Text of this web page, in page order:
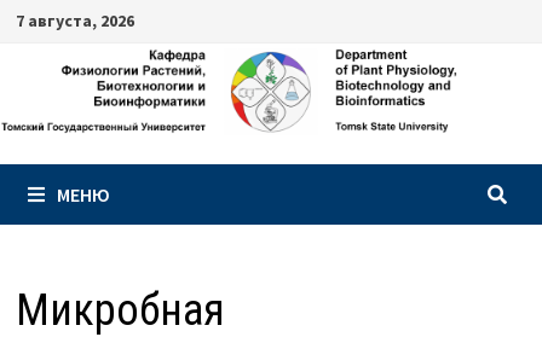
Перейти
содержимому
7 августа, 2026
МЕНЮ
Микробная